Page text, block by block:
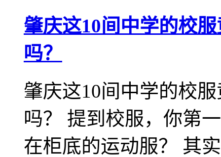
肇庆这10间中学的校
吗？
肇庆这10间中学的校
吗？ 提到校服，你第
在柜底的运动服？ 其